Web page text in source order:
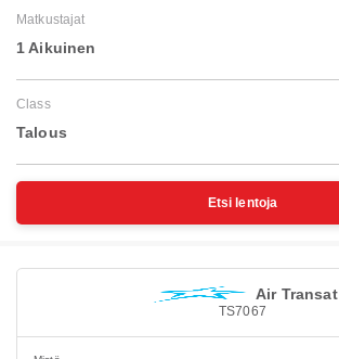
Matkustajat
1 Aikuinen
Class
Talous
Etsi lentoja
Air Transat
TS7067